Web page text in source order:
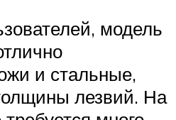
модель
и стальные,
лезвий. На